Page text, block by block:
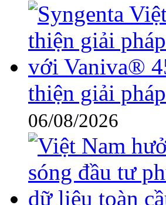
thiện giải
06/08/2026